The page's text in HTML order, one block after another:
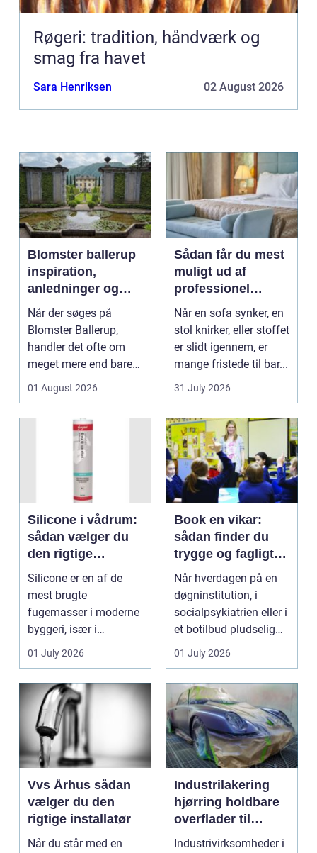
Røgeri: tradition, håndværk og
smag fra havet
Sara Henriksen 02 August 2026
Blomster ballerup
inspiration,
anledninger og
lokale muligheder
Når der søges på
Blomster Ballerup,
handler det ofte om
meget mere end bare
en hurtig buket.
Blomste...
01 August 2026
Sådan får du mest
muligt ud af
professionel
møbelpolstring
Når en sofa synker, en
stol knirker, eller stoffet
er slidt igennem, er
mange fristede til bar...
31 July 2026
Silicone i vådrum:
sådan vælger du
den rigtige
fugemasse
Silicone er en af de
mest brugte
fugemasser i moderne
byggeri, især i
badeværelser,
køkkener og andr...
01 July 2026
Book en vikar:
sådan finder du
trygge og fagligt
stærke løsninger
Når hverdagen på en
døgninstitution, i
socialpsykiatrien eller i
et botilbud pludselig
ændrer sig, k...
01 July 2026
Vvs Århus sådan
vælger du den
rigtige installatør
Når du står med en
Industrilakering
hjørring holdbare
overflader til
industri og erhverv
Industrivirksomheder i